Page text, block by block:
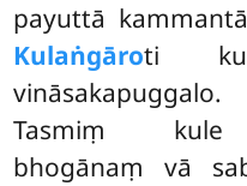
payuttā
Kulaṅgāroti
vināsakapuggalo.
Tasmiṃ kule
bhogānaṃ vā